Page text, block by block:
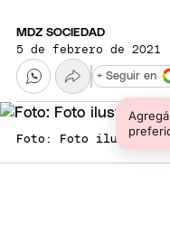
MDZ SOCIEDAD
5 de febrero de 2021
+ Seguir en
Foto: Foto